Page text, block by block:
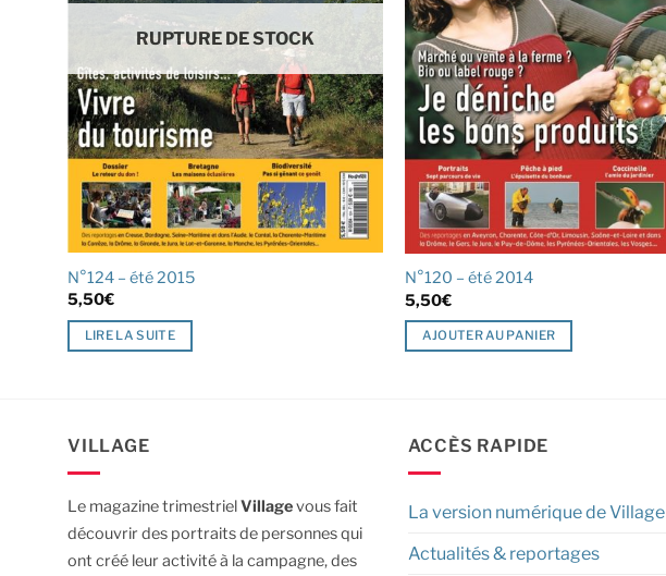
RUPTURE DE STOCK
N°124 – été 2015
5,50€
LIRE LA SUITE
N°120 – été 2014
5,50€
AJOUTER AU PANIER
VILLAGE
Le magazine trimestrielVillagevous fait
découvrir des portraits de personnes qui
ont créé leur activité à la campagne, des
ACCÈS RAPIDE
La version numérique de Village
Actualités & reportages